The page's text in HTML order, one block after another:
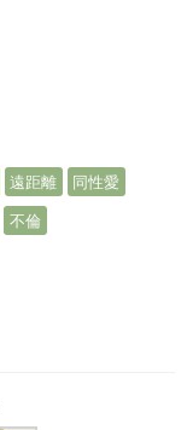
遠距離 同性愛
不倫